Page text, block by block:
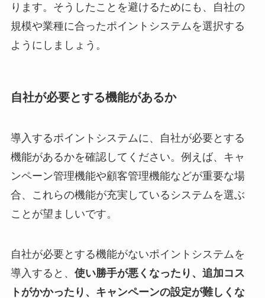
ります。そうしたことを避けるためにも、自社の
規模や業種に合ったポイントシステムを選択する
ようにしましょう。
自社が必要とする機能があるか
導入するポイントシステムに、自社が必要とする
機能があるかを確認してください。例えば、キャ
ンペーン管理機能や顧客管理機能などが重要な場
合、これらの機能が充実しているシステムを選ぶ
ことが望ましいです。
自社が必要とする機能がないポイントシステムを
導入すると、 使い勝手が悪くなったり、追加コス
トがかかったり、キャンペーンの設定が難しくな